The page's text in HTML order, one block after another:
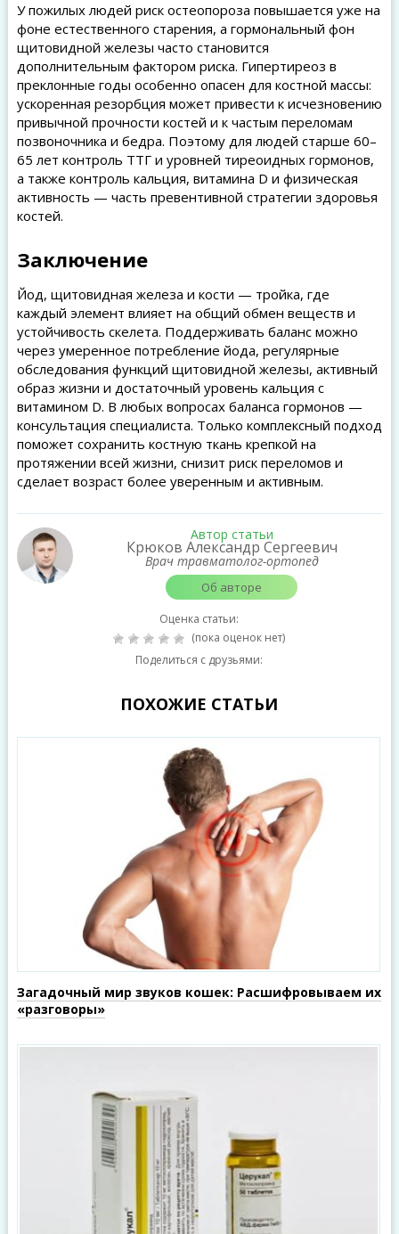
У пожилых людей риск остеопороза повышается уже на
фоне естественного старения, а гормональный фон
щитовидной железы часто становится
дополнительным фактором риска. Гипертиреоз в
преклонные годы особенно опасен для костной массы:
ускоренная резорбция может привести к исчезновению
привычной прочности костей и к частым переломам
позвоночника и бедра. Поэтому для людей старше 60–
65 лет контроль ТТГ и уровней тиреоидных гормонов,
а также контроль кальция, витамина D и физическая
активность — часть превентивной стратегии здоровья
костей.
Заключение
Йод, щитовидная железа и кости — тройка, где
каждый элемент влияет на общий обмен веществ и
устойчивость скелета. Поддерживать баланс можно
через умеренное потребление йода, регулярные
обследования функций щитовидной железы, активный
образ жизни и достаточный уровень кальция с
витамином D. В любых вопросах баланса гормонов —
консультация специалиста. Только комплексный подход
поможет сохранить костную ткань крепкой на
протяжении всей жизни, снизит риск переломов и
сделает возраст более уверенным и активным.
Автор статьи
Крюков Александр Сергеевич
Врач травматолог-ортопед
Об авторе
Оценка статьи:
(пока оценок нет)
Поделиться с друзьями:
ПОХОЖИЕ СТАТЬИ
Загадочный мир звуков кошек: Расшифровываем их
«разговоры»